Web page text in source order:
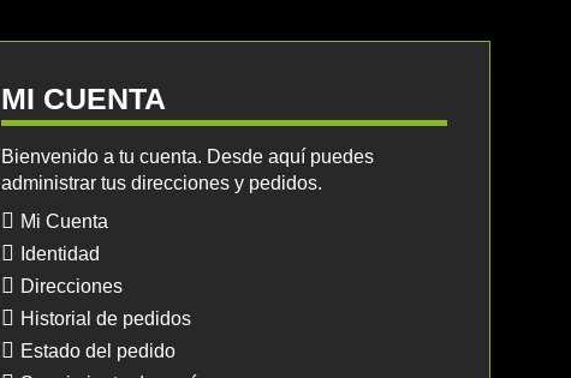
MI CUENTA
Bienvenido a tu cuenta. Desde aquí puedes
administrar tus direcciones y pedidos.
Mi Cuenta
Identidad
Direcciones
Historial de pedidos
Estado del pedido